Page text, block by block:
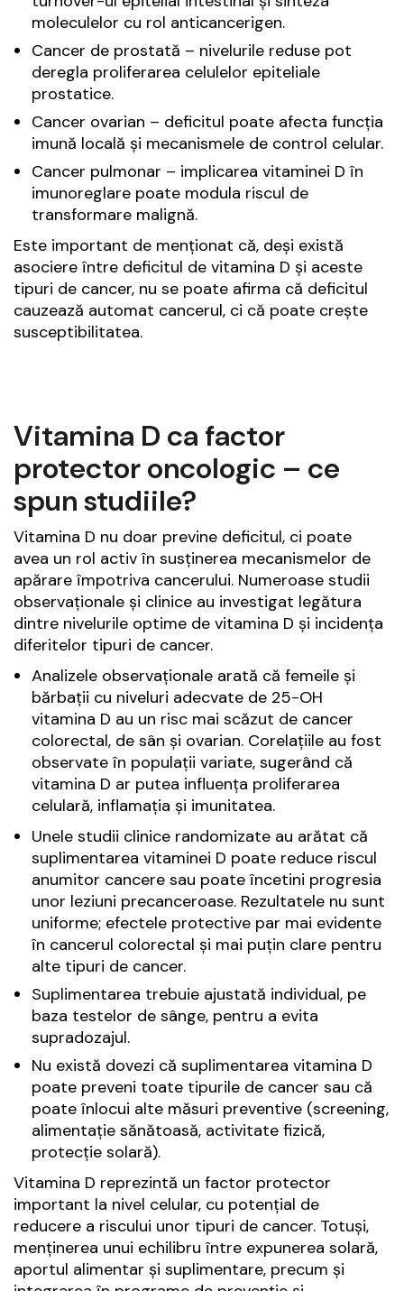
moleculelor cu rol anticancerigen.
Cancer de prostată – nivelurile reduse pot
deregla proliferarea celulelor epiteliale
prostatice.
Cancer ovarian – deficitul poate afecta funcția
imună locală și mecanismele de control celular.
Cancer pulmonar – implicarea vitaminei D în
imunoreglare poate modula riscul de
transformare malignă.
Este important de menționat că, deși există
asociere între deficitul de vitamina D și aceste
tipuri de cancer, nu se poate afirma că deficitul
cauzează automat cancerul, ci că poate crește
susceptibilitatea.
Vitamina D ca factor
protector oncologic – ce
spun studiile?
Vitamina D nu doar previne deficitul, ci poate
avea un rol activ în susținerea mecanismelor de
apărare împotriva cancerului. Numeroase studii
observaționale și clinice au investigat legătura
dintre nivelurile optime de vitamina D și incidența
diferitelor tipuri de cancer.
Analizele observaționale arată că femeile și
bărbații cu niveluri adecvate de 25-OH
vitamina D au un risc mai scăzut de cancer
colorectal, de sân și ovarian. Corelațiile au fost
observate în populații variate, sugerând că
vitamina D ar putea influența proliferarea
celulară, inflamația și imunitatea.
Unele studii clinice randomizate au arătat că
suplimentarea vitaminei D poate reduce riscul
anumitor cancere sau poate încetini progresia
unor leziuni precanceroase. Rezultatele nu sunt
uniforme; efectele protective par mai evidente
în cancerul colorectal și mai puțin clare pentru
alte tipuri de cancer.
Suplimentarea trebuie ajustată individual, pe
baza testelor de sânge, pentru a evita
supradozajul.
Nu există dovezi că suplimentarea vitamina D
poate preveni toate tipurile de cancer sau că
poate înlocui alte măsuri preventive (screening,
alimentație sănătoasă, activitate fizică,
protecție solară).
Vitamina D reprezintă un factor protector
important la nivel celular, cu potențial de
reducere a riscului unor tipuri de cancer. Totuși,
menținerea unui echilibru între expunerea solară,
aportul alimentar și suplimentare, precum și